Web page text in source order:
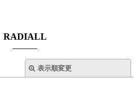
RADIALL
表示順変更